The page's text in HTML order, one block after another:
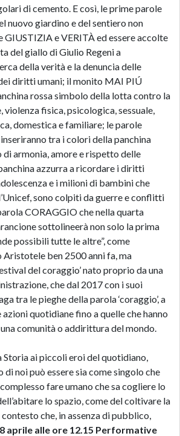
di cemento. E così, le prime parole
nuovo giardino e del sentiero non
GIUSTIZIA e VERITÀ ed essere accolte
del giallo di Giulio Regeni a
della verità e la denuncia delle
diritti umani; il monito MAI PIÚ
rossa simbolo della lotta contro la
violenza fisica, psicologica, sessuale,
domestica e familiare; le parole
tra i colori della panchina
armonia, amore e rispetto delle
azzurra a ricordare i diritti
e i milioni di bambini che
sono colpiti da guerre e conflitti
CORAGGIO che nella quarta
sottolineerà non solo la prima
possibili tutte le altre”, come
ben 2500 anni fa, ma
del coraggio’ nato proprio da una
che dal 2017 con i suoi
tra le pieghe della parola ‘coraggio’, a
quotidiane fino a quelle che hanno
comunità o addirittura del mondo.
Storia ai piccoli eroi del quotidiano,
di noi può essere sia come singolo che
fare umano che sa cogliere lo
lo spazio, come del coltivare la
che, in assenza di pubblico,
aprile alle ore 12.15 Performative